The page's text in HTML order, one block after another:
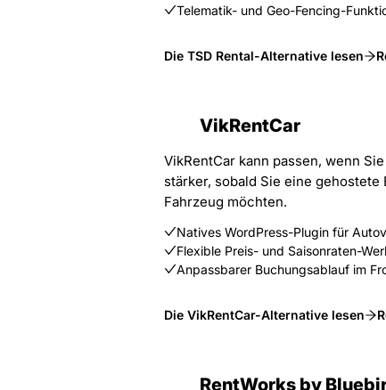
Telematik- und Geo-Fencing-
Die TSD Rental-Alternative lesen
VikRentCar
VikRentCar kann passen, wenn
stärker, sobald Sie eine
Fahrzeug möchten.
Natives WordPress-Plugin für
Flexible Preis- und Saisonraten-
Anpassbarer Buchungsablauf im
Die VikRentCar-Alternative lesen
RentWorks by